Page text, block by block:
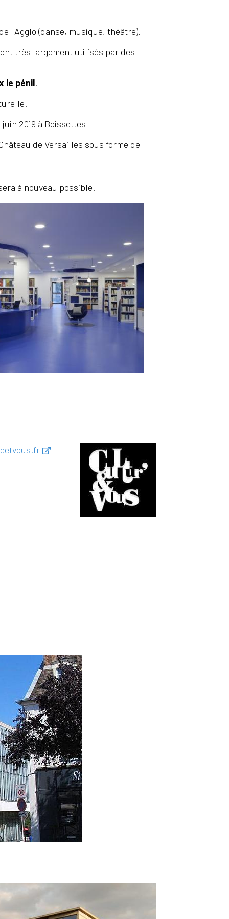
l'Agglo (danse, musique, théâtre).
très largement utilisés par des
le pénil.
2019 à Boissettes
de Versailles sous forme de
à nouveau possible.